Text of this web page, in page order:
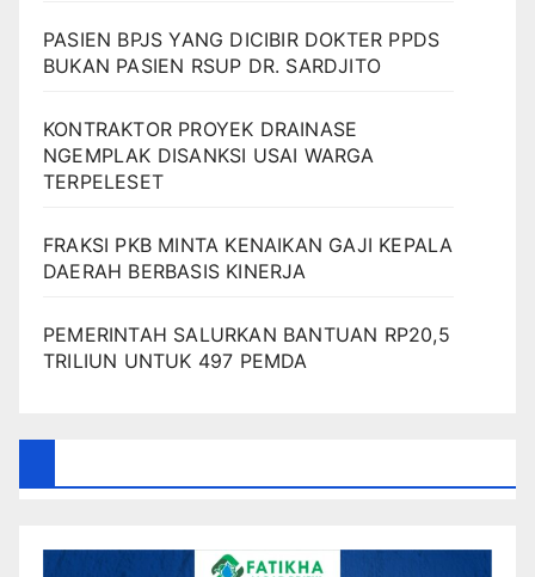
PASIEN BPJS YANG DICIBIR DOKTER PPDS
BUKAN PASIEN RSUP DR. SARDJITO
KONTRAKTOR PROYEK DRAINASE
NGEMPLAK DISANKSI USAI WARGA
TERPELESET
FRAKSI PKB MINTA KENAIKAN GAJI KEPALA
DAERAH BERBASIS KINERJA
PEMERINTAH SALURKAN BANTUAN RP20,5
TRILIUN UNTUK 497 PEMDA